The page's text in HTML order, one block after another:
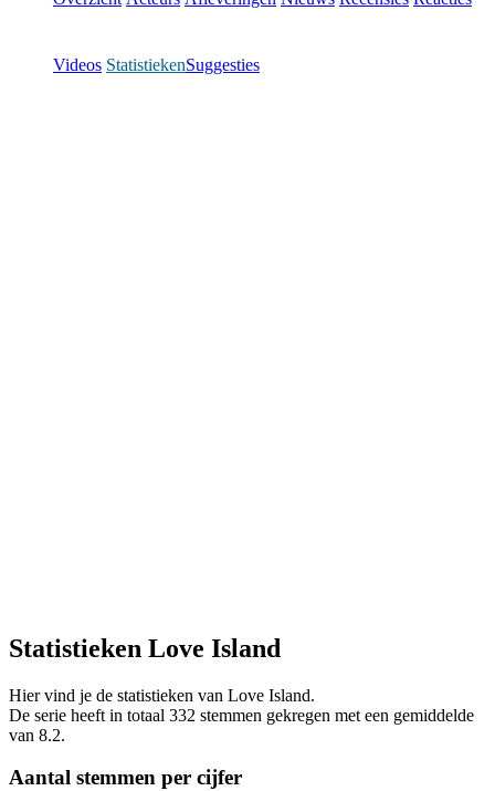
Videos StatistiekenSuggesties
Statistieken Love Island
Hier vind je de statistieken van Love Island.
De serie heeft in totaal 332 stemmen gekregen met een gemiddelde
van 8.2.
Aantal stemmen per cijfer